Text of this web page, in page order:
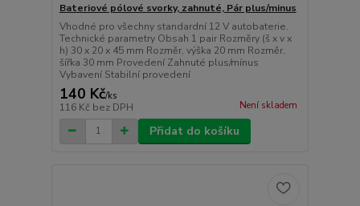
Bateriové pólové svorky, zahnuté, Pár plus/minus
Vhodné pro všechny standardní 12 V autobaterie.
Technické parametry Obsah 1 pair Rozměry (š x v x
h) 30 x 20 x 45 mm Rozměr, výška 20 mm Rozměr,
šířka 30 mm Provedení Zahnuté plus/mínus
Vybavení Stabilní provedení
140 Kč/ks
116 Kč bez DPH Není skladem
Přidat do košíku